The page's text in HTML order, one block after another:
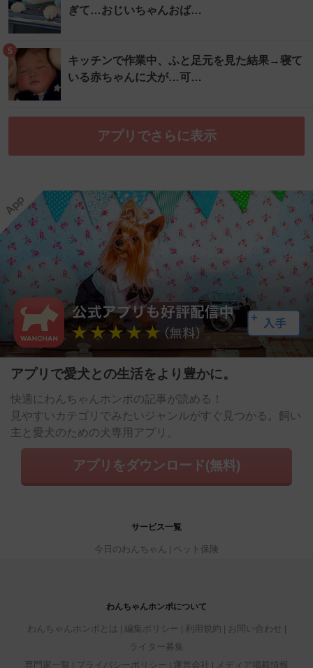
ぎて…おじいちゃんおば…
5
キッチンで作業中、ふと足元を見た結果→寝て
いる赤ちゃんに犬が…可…
アプリでさらに表示
アプリで愛犬との生活をより豊かに。
快適にわんちゃんホンポの記事が読める！
見やすいカテゴリでみたいジャンルがすぐ見つかる。飼い
主と愛犬のための犬専用アプリ。
アプリをダウンロード(無料)
サービス一覧
今日のわんちゃん ペット保険
わんちゃんホンポについて
わんちゃんホンポとは 編集ポリシー 利用規約
お問い合わせ
ライター募集
専門家一覧
プライバシーポリシー 運営会社 メディア掲載情報